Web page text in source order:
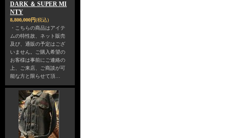
DARK ＆ SUPER MI
NTY
8,800,000円(税込)
・こちらの商品はアイテ
ムの特性故、ネット販売
及び、通販の予定はござ
いません。ご購入希望の
お客様は事前にご連絡の
上、ご来店、ご商談が可
能な方と限らせて頂…